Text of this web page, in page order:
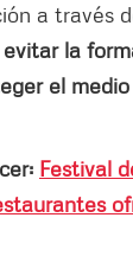
a través
la
el
Festival